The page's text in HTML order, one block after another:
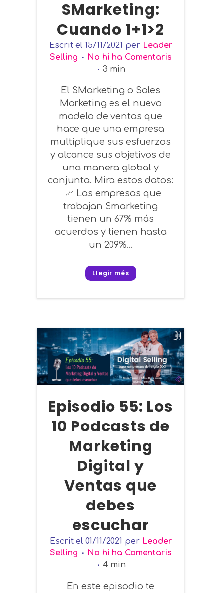
SMarketing:
Cuando 1+1>2
Escrit el 15/11/2021 per Leader
Selling
No hi ha Comentaris
3 min
El SMarketing o Sales
Marketing es el nuevo
modelo de ventas que
hace que una empresa
multiplique sus esfuerzos
y alcance sus objetivos de
una manera global y
conjunta. Mira estos datos:
📈 Las empresas que
trabajan Smarketing
tienen un 67% más
acuerdos y tienen hasta
un 209%...
Llegir més
Episodio 55: Los
10 Podcasts de
Marketing
Digital y
Ventas que
debes
escuchar
Escrit el 01/11/2021 per Leader
Selling
No hi ha Comentaris
4 min
En este episodio te